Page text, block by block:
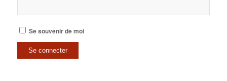
Se souvenir de moi